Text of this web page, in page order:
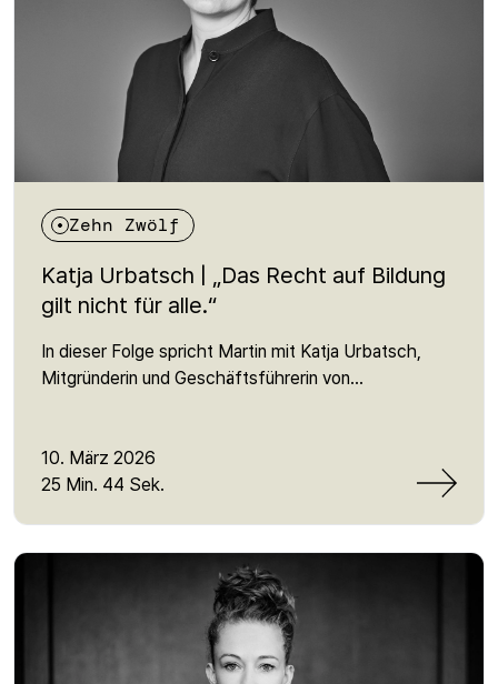
grundlegend für eine offene Gesellschaft ist.
Zehn Zwölf
Katja Urbatsch | „Das Recht auf Bildung
gilt nicht für alle.“
In dieser Folge spricht Martin mit Katja Urbatsch,
Mitgründerin und Geschäftsführerin von
Deutschland die Herkunft stark darüber, wer studiert
und wer nicht. Urbatsch erklärt, warum viele junge
stehen – von fehlenden Informationen bis zu
finanziellen Unsicherheiten. Im Gespräch geht es um
Bildung als Voraussetzung für gesellschaftliche
Teilhabe, um Solidarität durch Peer-Netzwerke und
um die Frage, was passieren muss, damit das Recht
10. März 2026
25 Min. 44 Sek.